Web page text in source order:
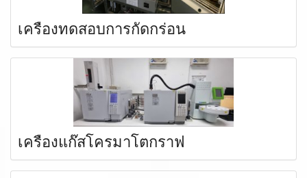
เครื่องทดสอบการกัดกร่อน
เครื่องแก๊สโครมาโตกราฟ